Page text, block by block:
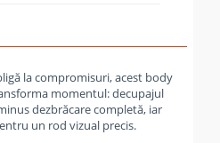
la compromisuri, acest body
momentul: decupajul
dezbrăcare completă, iar
un rod vizual precis.